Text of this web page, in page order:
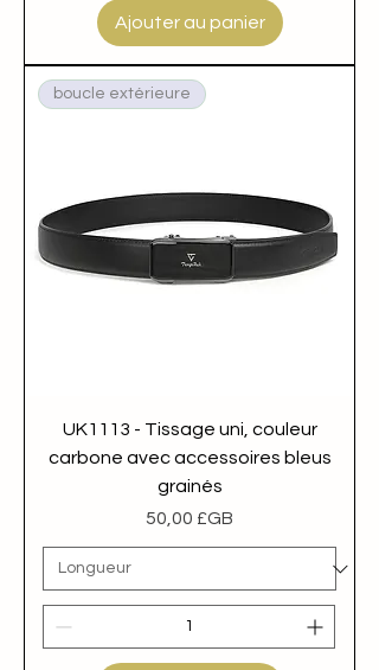
Ajouter au panier
boucle extérieure
UK1113 - Tissage uni, couleur
carbone avec accessoires bleus
grainés
Prix
50,00 £GB